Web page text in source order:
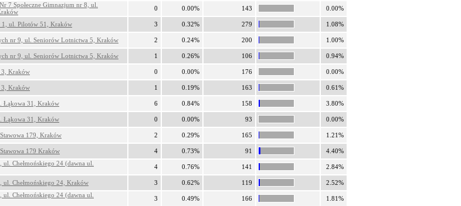
7 Społeczne Gimnazjum nr 8, ul.
0 0.00% 143 0.00%
1, ul. Pilotów 51, Kraków 3 0.32% 279 1.08%
nr 9, ul. Seniorów Lotnictwa 5, Kraków 2 0.24% 200 1.00%
nr 9, ul. Seniorów Lotnictwa 5, Kraków 1 0.26% 106 0.94%
3, Kraków 0 0.00% 176 0.00%
3, Kraków 1 0.19% 163 0.61%
Łąkowa 31, Kraków 6 0.84% 158 3.80%
Łąkowa 31, Kraków 0 0.00% 93 0.00%
179, Kraków 2 0.29% 165 1.21%
179 Kraków 4 0.73% 91 4.40%
Chełmońskiego 24 (dawna ul.
4 0.76% 141 2.84%
ul. Chełmońskiego 24, Kraków 3 0.62% 119 2.52%
Chełmońskiego 24 (dawna ul.
3 0.49% 166 1.81%